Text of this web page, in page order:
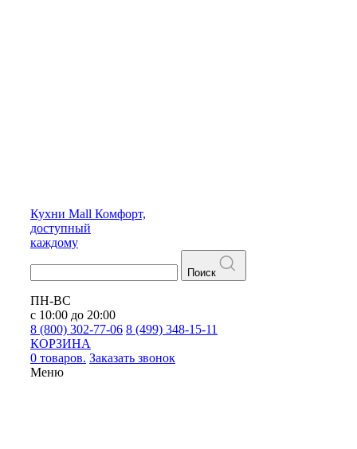
Кухни Mall Комфорт,
доступный
каждому
Поиск
ПН-ВС
с 10:00 до 20:00
8 (800) 302-77-06 8 (499) 348-15-11
КОРЗИНА
0 товаров. Заказать звонок
Меню